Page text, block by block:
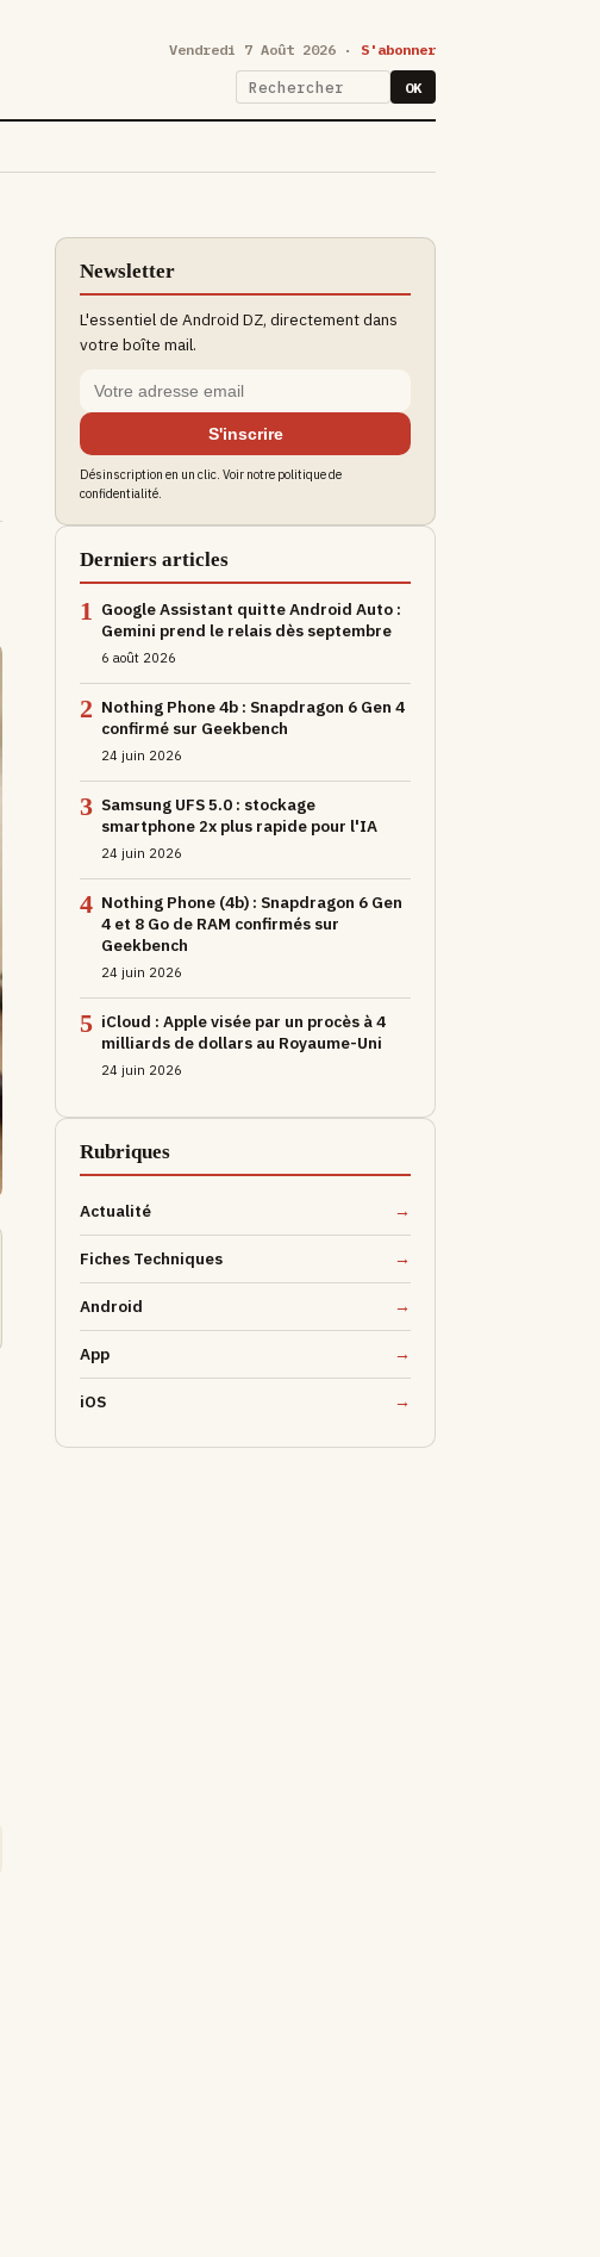
Vendredi 7 Août 2026 · S'abonner
OK
Newsletter
L'essentiel de Android DZ, directement dans
votre boîte mail.
S'inscrire
Désinscription en un clic. Voir notre politique de
confidentialité.
Derniers articles
1 Google Assistant quitte Android Auto :
Gemini prend le relais dès septembre
6 août 2026
2 Nothing Phone 4b : Snapdragon 6 Gen 4
confirmé sur Geekbench
24 juin 2026
3 Samsung UFS 5.0 : stockage
smartphone 2x plus rapide pour l'IA
24 juin 2026
4 Nothing Phone (4b) : Snapdragon 6 Gen
4 et 8 Go de RAM confirmés sur
Geekbench
24 juin 2026
5 iCloud : Apple visée par un procès à 4
milliards de dollars au Royaume-Uni
24 juin 2026
Rubriques
Actualité
Fiches Techniques
Android
App
iOS